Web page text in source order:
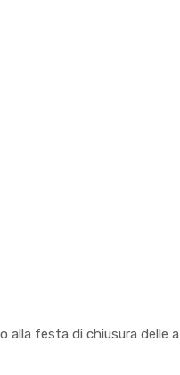
alla festa di chiusura delle